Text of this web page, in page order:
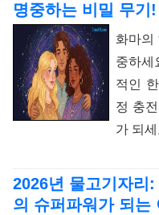
명중하는 비밀 무기!
화마의
중하세
적인
정 충
가 되
2026년 물고기자리
의 슈퍼파워가 되는